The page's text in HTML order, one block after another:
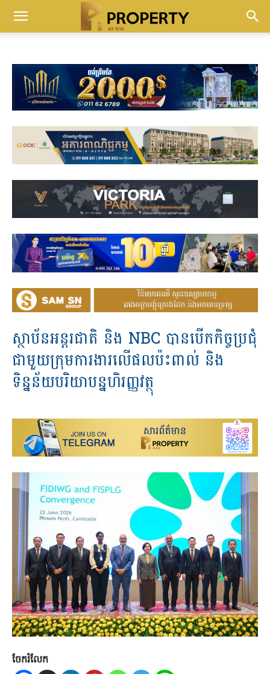
ស្ថាប័ន​អន្តរជាតិ ​និង NBC បាន​បើក​កិច្ច​ប្រជុំ​
ជាមួយ​ក្រុម​ការងារ​លើ​ផល​ប៉ះពាល់​ និង​
ទិន្នន័យ​បរិយា​បន្ន​ហិរញ្ញវត្ថុ
ចែករំលែក